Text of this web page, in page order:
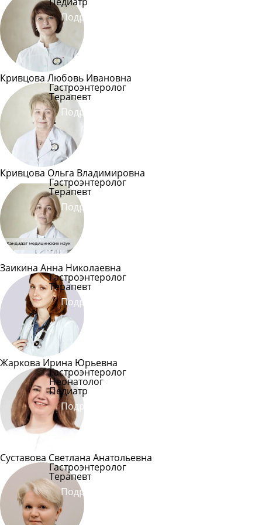
Подробнее
Кривцова Любовь Ивановна
Гастроэнтеролог
Терапевт
Подробнее
Кривцова Ольга Владимировна
Гастроэнтеролог
Терапевт
Подробнее
Заикина Анна Николаевна
Гастроэнтеролог
Терапевт
Подробнее
Жаркова Ирина Юрьевна
Гастроэнтеролог
Неонатолог
Педиатр
Подробнее
Суставова Светлана Анатольевна
Гастроэнтеролог
Терапевт
Подробнее